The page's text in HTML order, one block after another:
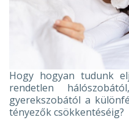
Hogy hogyan tudunk
rendetlen
gyerekszobától a
tényezők csökkentéséig?